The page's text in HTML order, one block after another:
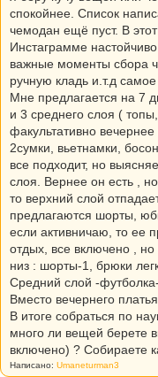
спокойнее. Список
чемодан ещё пуст. В
Инстаграмме
важные моменты сбора
ручную кладь и.т.д самое
Мне предлагается на 7
и 3 среднего слоя (
факультативно
2сумки, вьетнамки,
все подходит, но
слоя. Вернее он есть ,
то верхний слой
предлагаются шорты,
если активничаю, то ее
отдых, все включено ,
низ : шорты-1, брюки
Средний слой -
Вместо вечернего
В итоге собраться по
много ли вещей берете
включено) ? Собираете
Написано: Umaneturman3